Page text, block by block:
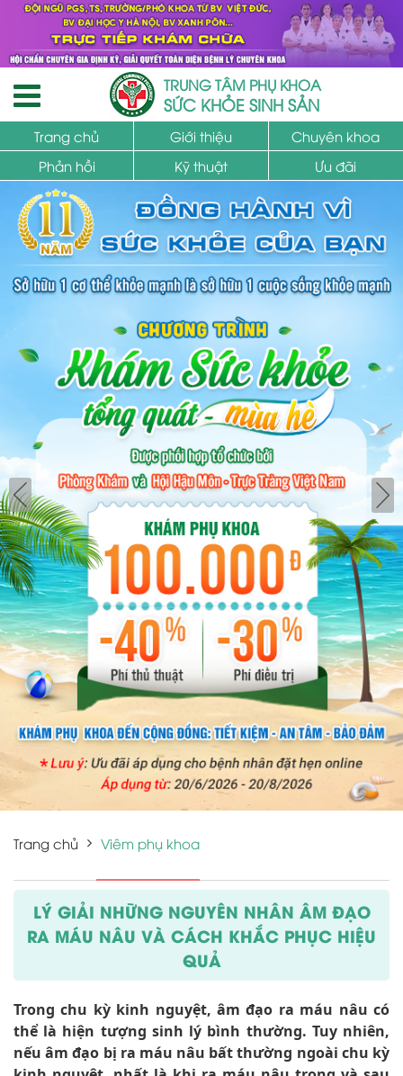
TRUNG TÂM PHỤ KHOA
SỨC KHỎE SINH SẢN
Trang chủ Giới thiệu
Chuyên khoa
Phản hồi
Kỹ thuật Ưu đãi
Trang chủ Viêm phụ khoa
LÝ GIẢI NHỮNG NGUYÊN NHÂN ÂM ĐẠO
RA MÁU NÂU VÀ CÁCH KHẮC PHỤC HIỆU
QUẢ
Trong chu kỳ kinh nguyệt, âm đạo ra máu nâu có
thể là hiện tượng sinh lý bình thường. Tuy nhiên,
nếu âm đạo bị ra máu nâu bất thường ngoài chu kỳ